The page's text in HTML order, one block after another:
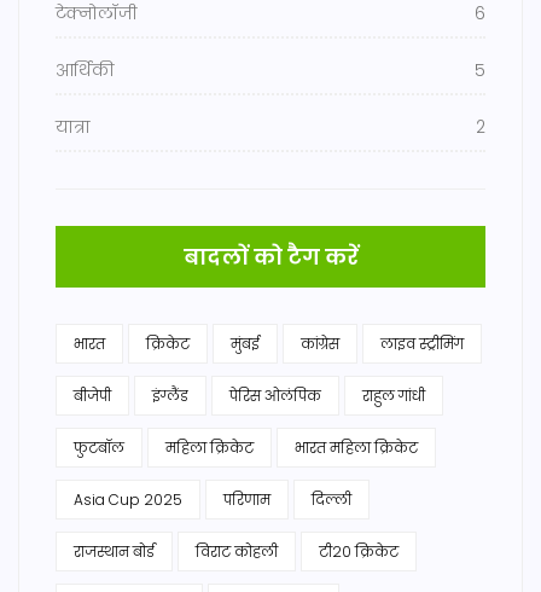
टेक्नोलॉजी 6
आर्थिकी 5
यात्रा 2
बादलों को टैग करें
भारत क्रिकेट मुंबई कांग्रेस लाइव स्ट्रीमिंग
बीजेपी इंग्लैंड पेरिस ओलंपिक राहुल गांधी
फुटबॉल महिला क्रिकेट भारत महिला क्रिकेट
Asia Cup 2025 परिणाम दिल्ली
राजस्थान बोर्ड विराट कोहली टी20 क्रिकेट